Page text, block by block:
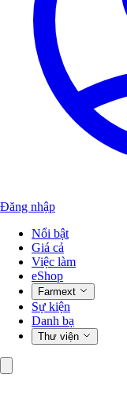
Đăng nhập
Nổi bật
Giá cả
Việc làm
eShop
Farmext
Sự kiện
Danh bạ
Thư viện